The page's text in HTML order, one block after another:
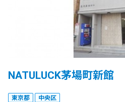
NATULUCK茅場町新館
東京都 中央区